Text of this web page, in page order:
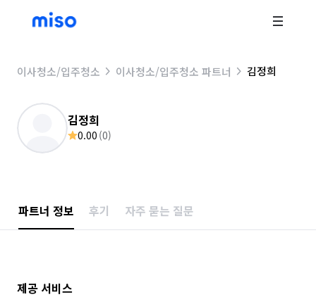
이사청소/입주청소 이사청소/입주청소 파트너 김정희
김정희
0.00 (0)
파트너 정보 후기 자주 묻는 질문
제공 서비스